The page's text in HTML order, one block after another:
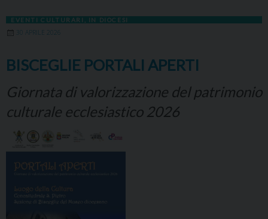
EVENTI CULTURARI IN DIOCESI
30 APRILE 2026
BISCEGLIE PORTALI APERTI
Giornata di valorizzazione del patrimonio
culturale ecclesiastico 2026